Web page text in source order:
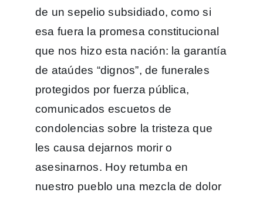
de un sepelio subsidiado, como si
esa fuera la promesa constitucional
que nos hizo esta nación: la garantía
de ataúdes “dignos”, de funerales
protegidos por fuerza pública,
comunicados escuetos de
condolencias sobre la tristeza que
les causa dejarnos morir o
asesinarnos. Hoy retumba en
nuestro pueblo una mezcla de dolor